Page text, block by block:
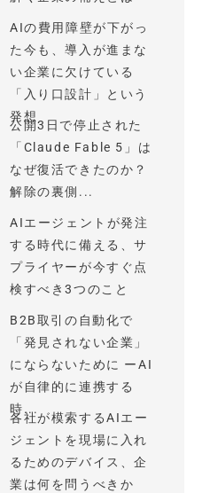
AIの費用障壁が下がっ
た今も、導入が進まな
い企業に欠けている
「入り口設計」という
発想
公開3日で停止された
「Claude Fable 5」は
なぜ復活できたのか？
解除の裏側...
AIエージェントが発注
する時代に備える、サ
プライヤーが今すぐ点
検すべき3つのこと
B2B取引の自動化で
「発見されない企業」
にならないために ーAI
が自律的に連携する
時...
各社が模索するAIエー
ジェントを現場に入れ
るためのデバイス、企
業は何を問うべきか